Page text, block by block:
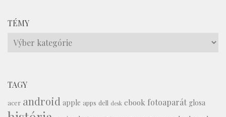
TÉMY
Témy
TAGY
acer android apple apps dell desk ebook fotoaparát glosa